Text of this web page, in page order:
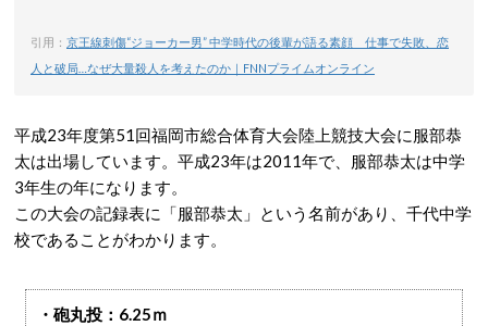
引用： 京王線刺傷“ジョーカー男” 中学時代の後輩が語る素顔 仕事で失敗、恋
人と破局…なぜ大量殺人を考えたのか｜FNNプライムオンライン
平成23年度第51回福岡市総合体育大会陸上競技大会に服部恭
太は出場しています。平成23年は2011年で、服部恭太は中学
3年生の年になります。
この大会の記録表に「服部恭太」という名前があり、千代中学
校であることがわかります。
・砲丸投：6.25ｍ